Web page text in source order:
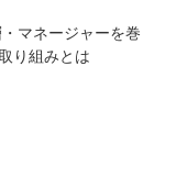
マネージャーを巻
り組みとは